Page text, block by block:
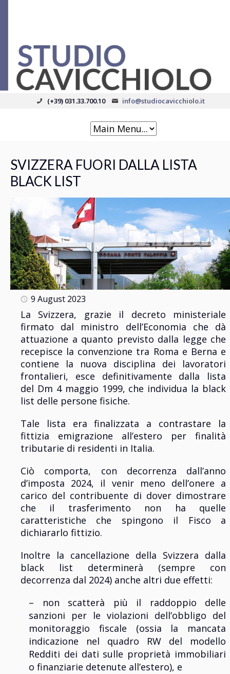
(+39) 031.33.700.10 info@studiocavicchiolo.it
SVIZZERA FUORI DALLA LISTA
BLACK LIST
9 August 2023
La Svizzera, grazie il decreto ministeriale
firmato dal ministro dell’Economia che dà
attuazione a quanto previsto dalla legge che
recepisce la convenzione tra Roma e Berna e
contiene la nuova disciplina dei lavoratori
frontalieri, esce definitivamente dalla lista
del Dm 4 maggio 1999, che individua la black
list delle persone fisiche.
Tale lista era finalizzata a contrastare la
fittizia emigrazione all’estero per finalità
tributarie di residenti in Italia.
Ciò comporta, con decorrenza dall’anno
d’imposta 2024, il venir meno dell’onere a
carico del contribuente di dover dimostrare
che il trasferimento non ha quelle
caratteristiche che spingono il Fisco a
dichiararlo fittizio.
Inoltre la cancellazione della Svizzera dalla
black list determinerà (sempre con
decorrenza dal 2024) anche altri due effetti:
– non scatterà più il raddoppio delle
sanzioni per le violazioni dell’obbligo del
monitoraggio fiscale (ossia la mancata
indicazione nel quadro RW del modello
Redditi dei dati sulle proprietà immobiliari
o finanziarie detenute all’estero), e